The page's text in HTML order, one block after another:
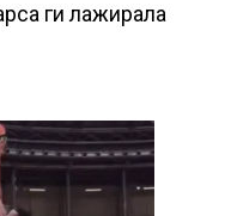
ги лажирала